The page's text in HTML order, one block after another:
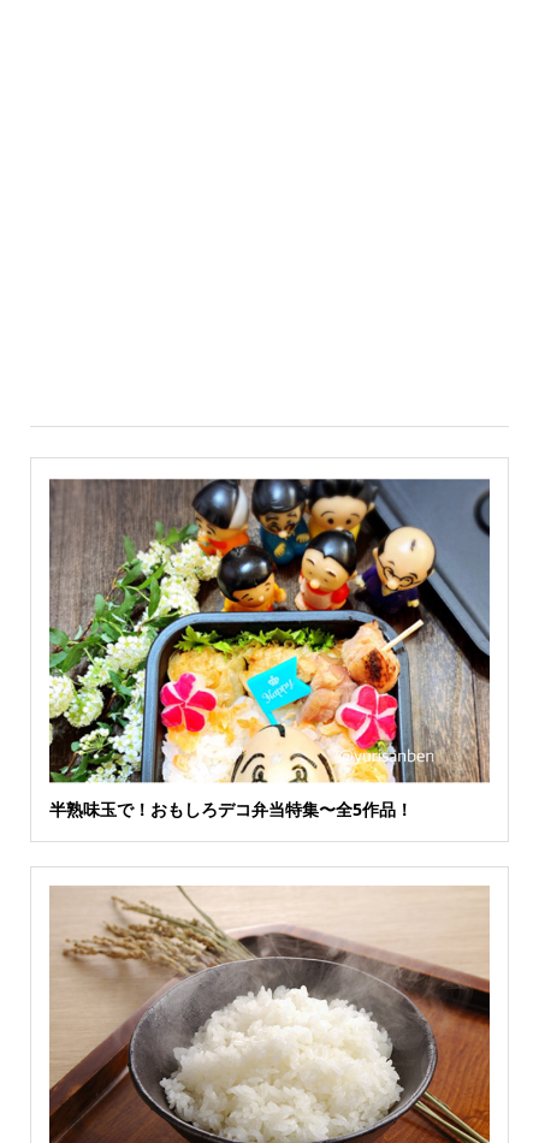
半熟味玉で！おもしろデコ弁当特集〜全5作品！